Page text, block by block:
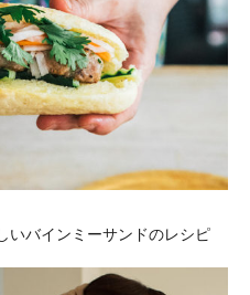
いバインミーサンドのレシピ